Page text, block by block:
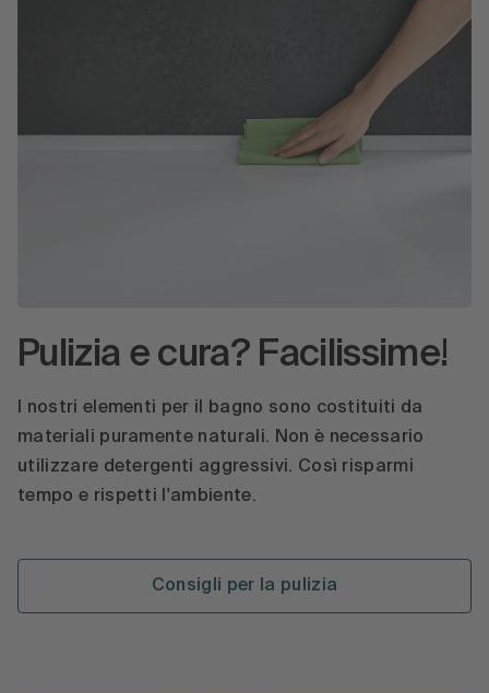
Pulizia e cura? Facilissime!
I nostri elementi per il bagno sono costituiti da
materiali puramente naturali. Non è necessario
utilizzare detergenti aggressivi. Così risparmi
tempo e rispetti l'ambiente.
Consigli per la pulizia